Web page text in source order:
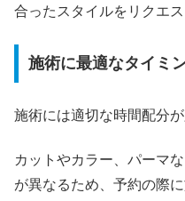
合ったスタイルをリクエ
施術に最適なタイミ
施術には適切な時間配分が
カットやカラー、パーマ
が異なるため、予約の際